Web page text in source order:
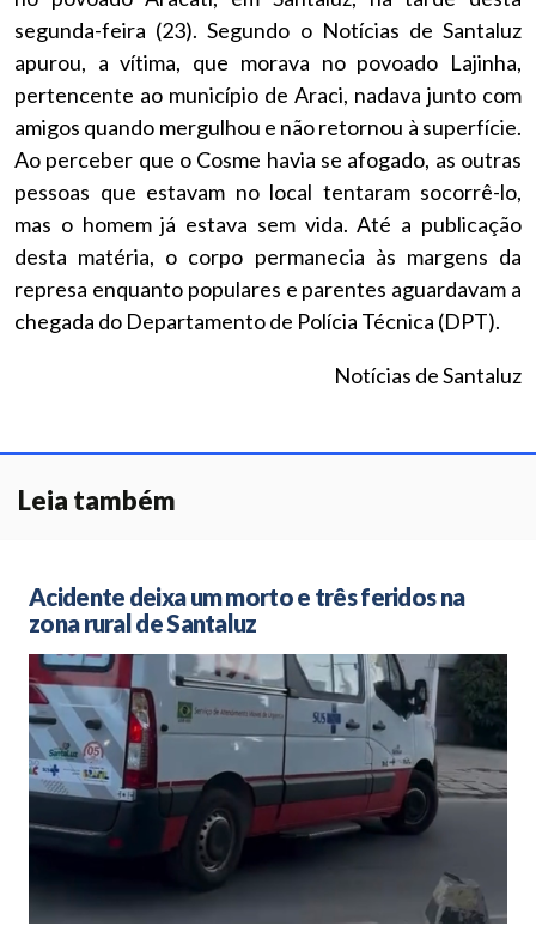
segunda-feira (23). Segundo o Notícias de Santaluz
apurou, a vítima, que morava no povoado Lajinha,
pertencente ao município de Araci, nadava junto com
amigos quando mergulhou e não retornou à superfície.
Ao perceber que o Cosme havia se afogado, as outras
pessoas que estavam no local tentaram socorrê-lo,
mas o homem já estava sem vida. Até a publicação
desta matéria, o corpo permanecia às margens da
represa enquanto populares e parentes aguardavam a
chegada do Departamento de Polícia Técnica (DPT).
Notícias de Santaluz
Leia também
Acidente deixa um morto e três feridos na
zona rural de Santaluz